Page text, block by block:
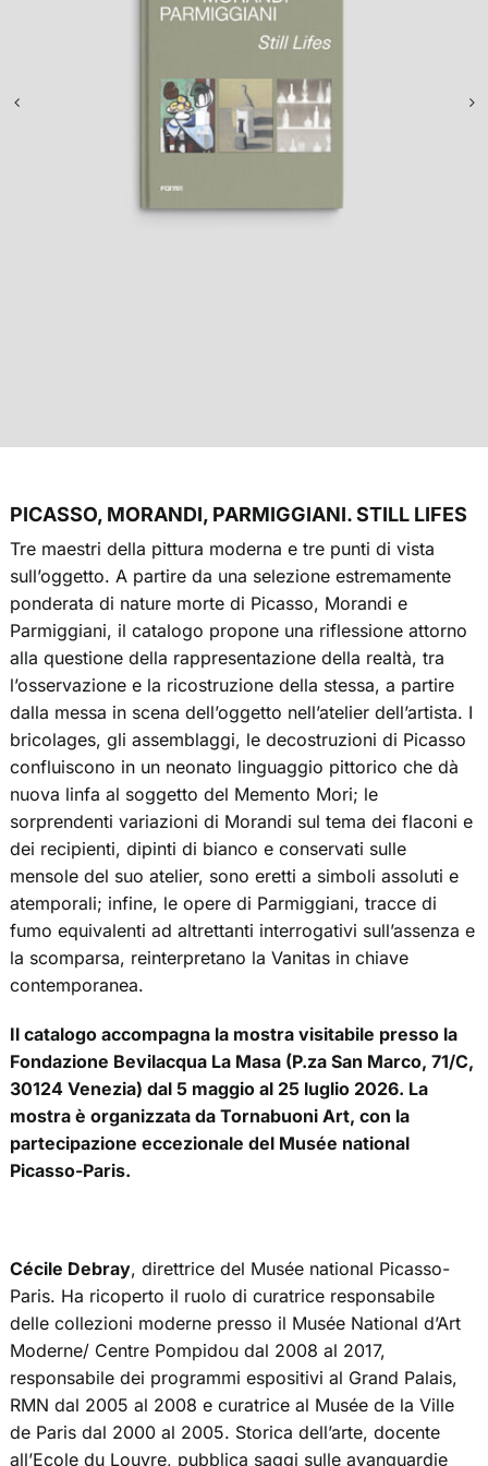
PICASSO, MORANDI, PARMIGGIANI. STILL LIFES
Tre maestri della pittura moderna e tre punti di vista
sull’oggetto. A partire da una selezione estremamente
ponderata di nature morte di Picasso, Morandi e
Parmiggiani, il catalogo propone una riflessione attorno
alla questione della rappresentazione della realtà, tra
l’osservazione e la ricostruzione della stessa, a partire
dalla messa in scena dell’oggetto nell’atelier dell’artista. I
bricolages, gli assemblaggi, le decostruzioni di Picasso
confluiscono in un neonato linguaggio pittorico che dà
nuova linfa al soggetto del Memento Mori; le
sorprendenti variazioni di Morandi sul tema dei flaconi e
dei recipienti, dipinti di bianco e conservati sulle
mensole del suo atelier, sono eretti a simboli assoluti e
atemporali; infine, le opere di Parmiggiani, tracce di
fumo equivalenti ad altrettanti interrogativi sull’assenza e
la scomparsa, reinterpretano la Vanitas in chiave
contemporanea.
Il catalogo accompagna la mostra visitabile presso la
Fondazione Bevilacqua La Masa (P.za San Marco, 71/C,
30124 Venezia) dal 5 maggio al 25 luglio 2026. La
mostra è organizzata da Tornabuoni Art, con la
partecipazione eccezionale del Musée national
Picasso-Paris.
Cécile Debray, direttrice del Musée national Picasso-
Paris. Ha ricoperto il ruolo di curatrice responsabile
delle collezioni moderne presso il Musée National d’Art
Moderne/ Centre Pompidou dal 2008 al 2017,
responsabile dei programmi espositivi al Grand Palais,
RMN dal 2005 al 2008 e curatrice al Musée de la Ville
de Paris dal 2000 al 2005. Storica dell’arte, docente
all’Ecole du Louvre, pubblica saggi sulle avanguardie